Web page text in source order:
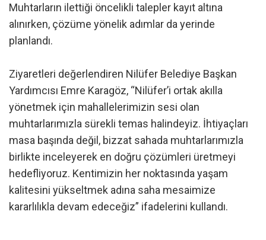
Muhtarların ilettiği öncelikli talepler kayıt altına
alınırken, çözüme yönelik adımlar da yerinde
planlandı.
Ziyaretleri değerlendiren Nilüfer Belediye Başkan
Yardımcısı Emre Karagöz, “Nilüfer’i ortak akılla
yönetmek için mahallelerimizin sesi olan
muhtarlarımızla sürekli temas halindeyiz. İhtiyaçları
masa başında değil, bizzat sahada muhtarlarımızla
birlikte inceleyerek en doğru çözümleri üretmeyi
hedefliyoruz. Kentimizin her noktasında yaşam
kalitesini yükseltmek adına saha mesaimize
kararlılıkla devam edeceğiz” ifadelerini kullandı.